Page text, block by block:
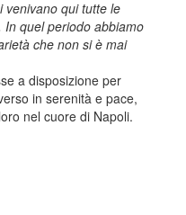
venivano qui tutte le
quel periodo abbiamo
che non si è mai
a disposizione per
in serenità e pace,
nel cuore di Napoli.